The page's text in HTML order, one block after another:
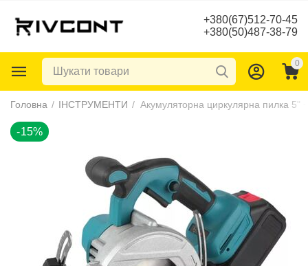
+380(67)512-70-45
+380(50)487-38-79
0
Головна / ІНСТРУМЕНТИ /